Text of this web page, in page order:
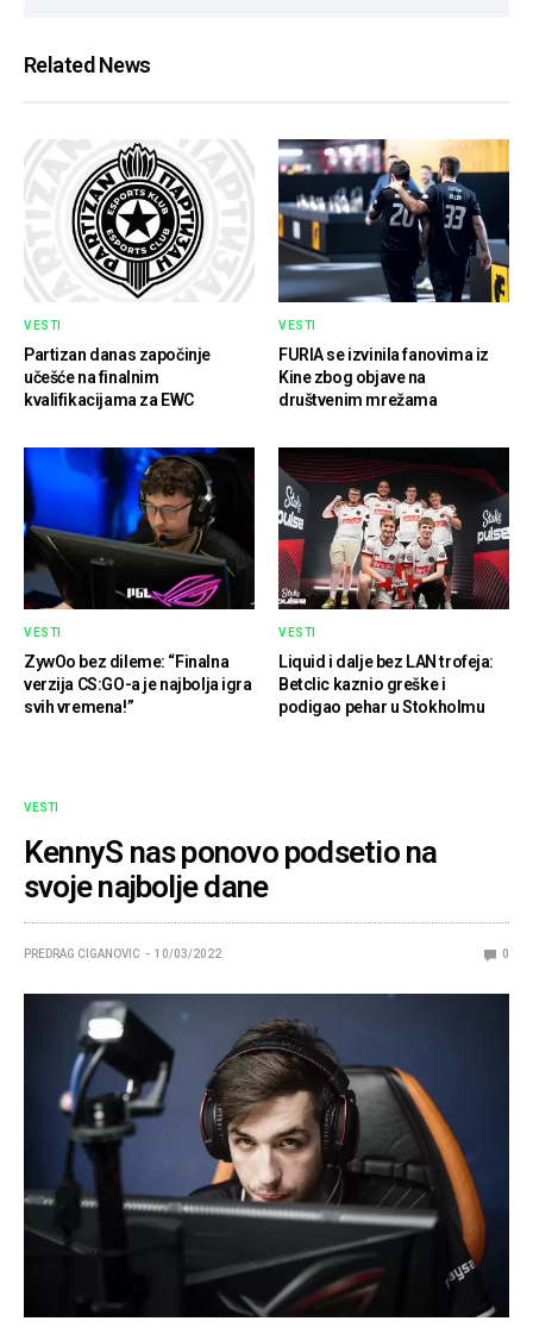
Related News
VESTI
Partizan danas započinje
učešće na finalnim
kvalifikacijama za EWC
VESTI
FURIA se izvinila fanovima iz
Kine zbog objave na
društvenim mrežama
VESTI
ZywOo bez dileme: “Finalna
verzija CS:GO-a je najbolja igra
svih vremena!”
VESTI
Liquid i dalje bez LAN trofeja:
Betclic kaznio greške i
podigao pehar u Stokholmu
VESTI
KennyS nas ponovo podsetio na
svoje najbolje dane
PREDRAG CIGANOVIC 10/03/2022 0